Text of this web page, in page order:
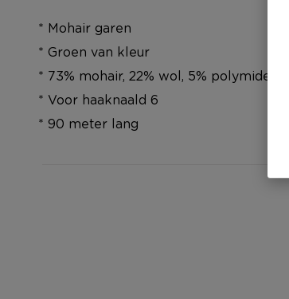
* Mohair garen
* Groen van kleur
* 73% mohair, 22% wol, 5% polymide
* Voor haaknaald 6
* 90 meter lang